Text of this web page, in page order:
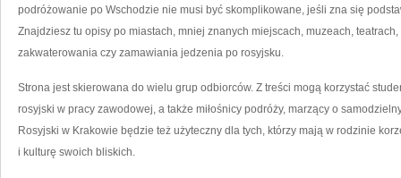
podróżowanie po Wschodzie nie musi być skomplikowane, jeśli zna się
Znajdziesz tu opisy po miastach, mniej znanych miejscach, muzeach,
zakwaterowania czy zamawiania jedzenia po rosyjsku.
Strona jest skierowana do wielu grup odbiorców. Z treści mogą korzystać
rosyjski w pracy zawodowej, a także miłośnicy podróży, marzący o
Rosyjski w Krakowie będzie też użyteczny dla tych, którzy mają w rodzinie
i kulturę swoich bliskich.